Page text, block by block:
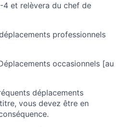
et relèvera du chef de
professionnels
occasionnels [au
déplacements
vous devez être en